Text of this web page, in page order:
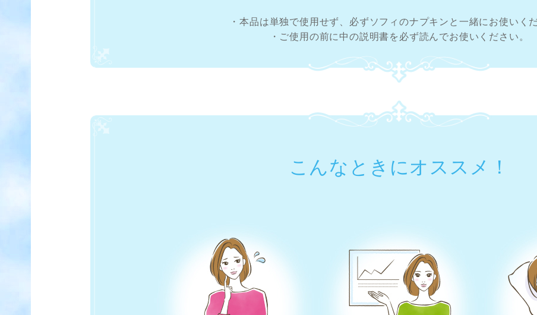
・本品は単独で使用せず、必ずソフィのナプキンと一緒にお使いくだ
・ご使用の前に中の説明書を必ず読んでお使いください。
こんなときにオススメ！